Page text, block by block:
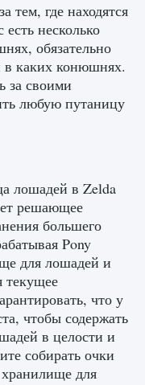
0 0
Force
0 0
тем, где находятся
несколько
обязательно
каких конюшнях.
за своими
любую путаницу
лошадей в Zelda
решающее
большего
Pony
для лошадей и
текущее
что у
чтобы содержать
в целости и
собирать очки
для